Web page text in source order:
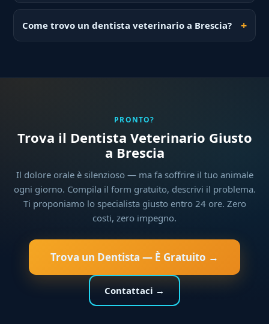
Come trovo un dentista veterinario a Brescia?
PRONTO?
Trova il Dentista Veterinario Giusto
a Brescia
Il dolore orale è silenzioso — ma fa soffrire il tuo animale
ogni giorno. Compila il form gratuito, descrivi il problema.
Ti proponiamo lo specialista giusto entro 24 ore. Zero
costi, zero impegno.
Trova un Dentista — È Gratuito →
Contattaci →